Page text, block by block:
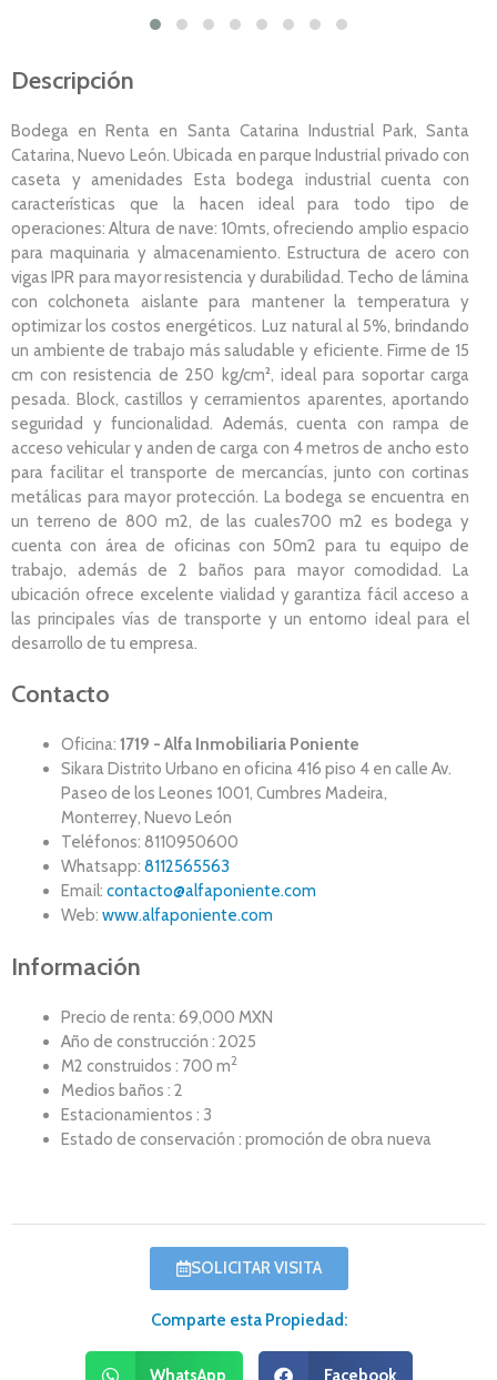
Descripción
Bodega en Renta en Santa Catarina Industrial Park, Santa
Catarina, Nuevo León. Ubicada en parque Industrial privado con
caseta y amenidades Esta bodega industrial cuenta con
características que la hacen ideal para todo tipo de
operaciones: Altura de nave: 10mts, ofreciendo amplio espacio
para maquinaria y almacenamiento. Estructura de acero con
vigas IPR para mayor resistencia y durabilidad. Techo de lámina
con colchoneta aislante para mantener la temperatura y
optimizar los costos energéticos. Luz natural al 5%, brindando
un ambiente de trabajo más saludable y eficiente. Firme de 15
cm con resistencia de 250 kg/cm², ideal para soportar carga
pesada. Block, castillos y cerramientos aparentes, aportando
seguridad y funcionalidad. Además, cuenta con rampa de
acceso vehicular y anden de carga con 4 metros de ancho esto
para facilitar el transporte de mercancías, junto con cortinas
metálicas para mayor protección. La bodega se encuentra en
un terreno de 800 m2, de las cuales700 m2 es bodega y
cuenta con área de oficinas con 50m2 para tu equipo de
trabajo, además de 2 baños para mayor comodidad. La
ubicación ofrece excelente vialidad y garantiza fácil acceso a
las principales vías de transporte y un entorno ideal para el
desarrollo de tu empresa.
Contacto
Oficina: 1719 - Alfa Inmobiliaria Poniente
Sikara Distrito Urbano en oficina 416 piso 4 en calle Av.
Paseo de los Leones 1001, Cumbres Madeira,
Monterrey, Nuevo León
Teléfonos: 8110950600
Whatsapp: 8112565563
Email: contacto@alfaponiente.com
Web: www.alfaponiente.com
Información
Precio de renta: 69,000 MXN
Año de construcción : 2025
M2 construidos : 700 m2
Medios baños : 2
Estacionamientos : 3
Estado de conservación : promoción de obra nueva
SOLICITAR VISITA
Comparte esta Propiedad:
WhatsApp Facebook